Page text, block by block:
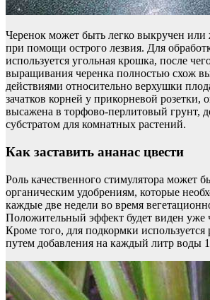
Черенок может быть легко выкручен или
при помощи острого лезвия. Для
используется угольная крошка, после
выращивания черенка полностью схож
действиями относительно верхушки
зачатков корней у прикорневой розетки,
высажена в торфово-перлитовый грунт,
субстратом для комнатных растений.
Как заставить ананас цвести
Роль качественного стимулятора может
органическим удобрениям, которые
каждые две недели во время
Положительный эффект будет виден уже
Кроме того, для подкормки
путем добавления на каждый литр воды